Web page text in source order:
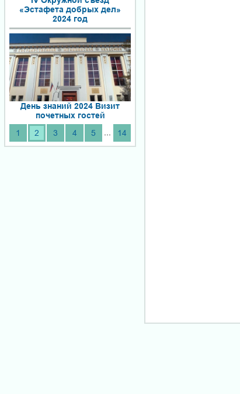
«Эстафета добрых дел»
2024 год
День знаний 2024 Визит
почетных гостей
1
2 3 4 5 ... 14